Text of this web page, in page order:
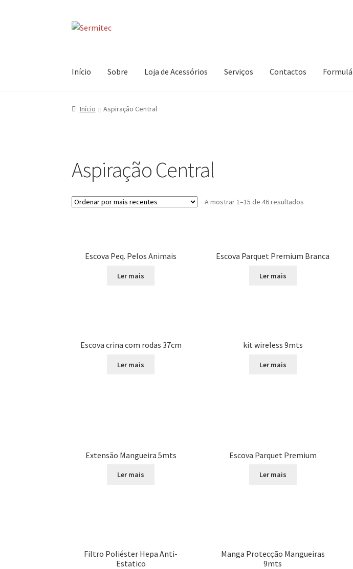
Ir
Saltar
Início Sobre Loja de Acessórios Serviços Contactos
Início Aspiração Central
Aspiração Central
A mostrar 1–15 de 46 resultados
Escova Peq. Pelos Animais
Ler mais
Escova Parquet Premium Branca
Ler mais
Escova crina com rodas 37cm
Ler mais
kit wireless 9mts
Ler mais
Extensão Mangueira 5mts
Ler mais
Escova Parquet Premium
Ler mais
Filtro Poliéster Hepa Anti-
Estatico
Manga Protecção Mangueiras
9mts